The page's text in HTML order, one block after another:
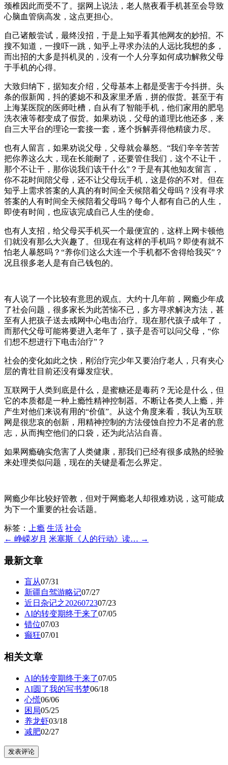
颈椎因此而受不了。据网上说法，老人熬夜看手机甚至会导致
心脑血管病高发，这点更担心。
自己诸般尝试，最终没招，于是上知乎看其他网友的妙招。不
搜不知道，一搜吓一跳，知乎上寻求办法的人远比我想的多，
而出招的大多是抖机灵的，没有一个人分享如何成功解救父母
于手机的心得。
大致归纳下，据知友介绍，父母基本上都是受害于今抖拼。头
条的假新闻，抖的婆媳不和及家里矛盾，拼的假货。甚至于有
上海某医院的医师吐槽，自从有了智能手机，他们家用的肥皂
洗衣液等都变成了假货。如果劝说，父母的道理比他还多，来
自三大平台的理论一套接一套，逐个拆解弄得他精疲力尽。
也有人留言，如果劝说父母，父母就会暴怒。“我们辛辛苦苦
把你养这么大，现在长能耐了，还要管住我们，这个不让干，
那个不让干，那你说我们该干什么”？于是有其他知友留言，
你不花时间陪父母，还不让父母玩手机，这是你的不对。但在
知乎上需求答案的人真的有时间全天候陪着父母吗？没有寻求
答案的人有时间全天候陪着父母吗？每个人都有自己的人生，
即使有时间，也应该完成自己人生的使命。
也有人支招，给父母买手机买一个最便宜的，这样上网卡顿他
们就没有那么大兴趣了。但现在有这样的手机吗？即使有就不
怕老人暴怒吗？“养你们这么大连一个手机都不舍得给我买”？
况且很多老人是有自己钱包的。
有人说了一个比较有意思的观点。大约十几年前，网瘾少年成
了社会问题，很多家长为此苦恼不已，多方寻求解决方法，甚
至有人把孩子送去戒网中心电击治疗。现在那代孩子成年了，
而那代父母可能将要进入老年了，孩子是否可以问父母，“你
们想不想进行下电击治疗”？
社会的变化如此之快，刚治疗完少年又要治疗老人，只有夹心
层的青壮目前还没有爆发症状。
互联网于人类到底是什么，是蜜糖还是毒药？无论是什么，但
它的本质都是一种上瘾性精神控制器。不断让各类人上瘾，并
产生对他们来说有用的“价值”。从这个角度来看，我认为互联
网是很悲哀的创新，用精神控制的方法侵蚀自控力不足者的意
志，从而掏空他们的口袋，还为此沾沾自喜。
如果网瘾确实危害了人类健康，那我们已经有很多成熟的经验
来处理类似问题，现在的关键是看怎么界定。
网瘾少年比较好管教，但对于网瘾老人却很难劝说，这可能成
为下一个重要的社会话题。
标签： 上瘾 生活 社会
← 峥嵘岁月 米塞斯《人的行动》读… →
最新文章
盲从07/31
新疆自驾游略记07/27
近日杂记之2026072307/23
AI的转变期终于来了07/05
错位07/03
癫狂07/01
相关文章
AI的转变期终于来了07/05
AI圆了我的写书梦06/18
心慌06/06
困局05/25
养龙虾03/18
减肥02/27
发表评论